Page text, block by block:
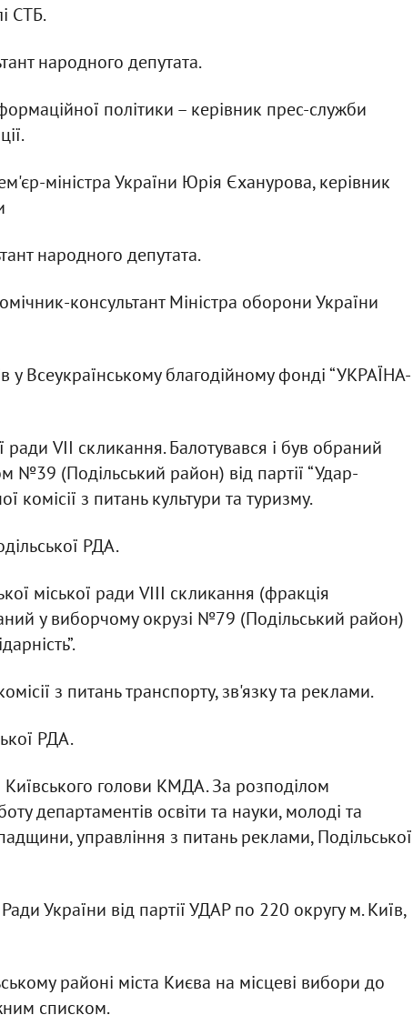
СТБ.
народного депутата.
політики – керівник прес-служби
міністра України Юрія Єханурова, керівник
народного депутата.
консультант Міністра оборони України
у Всеукраїнському благодійному фонді “УКРАЇНА-
ради VII скликання. Балотувався і був обраний
(Подільський район) від партії “Удар-
комісії з питань культури та туризму.
РДА.
міської ради VIII скликання (фракція
у виборчому окрузі №79 (Подільський район)
з питань транспорту, зв'язку та реклами.
РДА.
голови КМДА. За розподілом
департаментів освіти та науки, молоді та
управління з питань реклами, Подільської
України від партії УДАР по 220 округу м. Київ,
районі міста Києва на місцеві вибори до
списком.